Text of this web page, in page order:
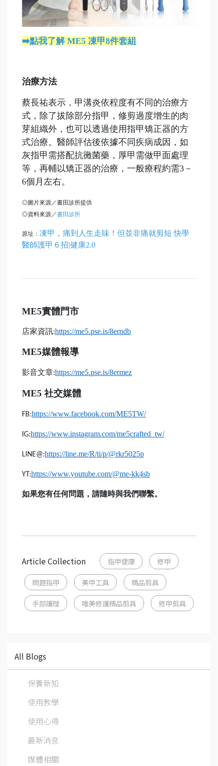
➡️點我了解 ME5 凍甲8件套組
治療方法
蔡長祐表示，甲溝炎依程度有不同的治療方
式，除了拔除部分指甲，修剪過度增生的肉
芽組織外，也可以透過使用指甲矯正器的方
式治療。醫師評估後依據不同疾病成因，如
灰指甲需搭配抗黴菌藥，厚甲需做甲面處理
等，再輔以矯正器的治療，一般療程約需3－
6個月左右。
◎圖片來源／書田診所提供
◎資料來源／書田診所
原址： 凍甲，痛到人生走味！但並非痛就剪短 快學
醫師護甲６招|健康2.0
ME5實體門市
店家資訊:https://me5.pse.is/8erndb
ME5媒體報導
影音文章:https://me5.pse.is/8ermez
ME5 社交媒體
FB:https://www.facebook.com/ME5TW/
IG:https://www.instagram.com/me5crafted_tw/
LINE@:https://line.me/R/ti/p/@rkr5025p
YT:https://www.youtube.com/@me-kk4sb
如果您有任何問題，請隨時與我們聯繫。
Article Collection 指甲健康 修甲
問題指甲 美甲工具 精品剪具
手部護理 唯美修護精品剪具 修甲剪具
All Blogs
保養新知
使用教學
使用心得
最新消息
媒體相關